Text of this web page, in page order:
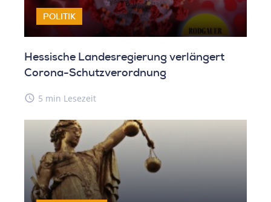
POLITIK
Hessische Landesregierung verlängert
Corona-Schutzverordnung
access_time 5 min Lesezeit